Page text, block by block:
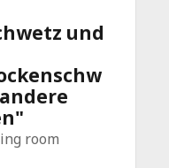
und
room